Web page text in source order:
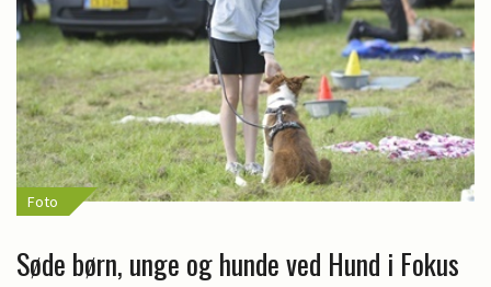
Foto
Søde børn, unge og hunde ved Hund i Fokus